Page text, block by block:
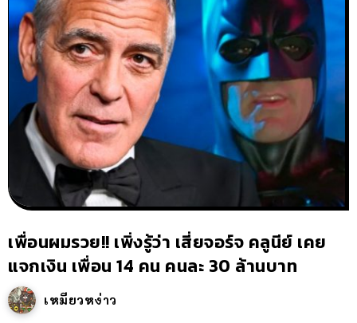
เพื่อนผมรวย!! เพิ่งรู้ว่า เสี่ยจอร์จ คลูนีย์ เคย
แจกเงิน เพื่อน 14 คน คนละ 30 ล้านบาท
เหมียวหง่าว